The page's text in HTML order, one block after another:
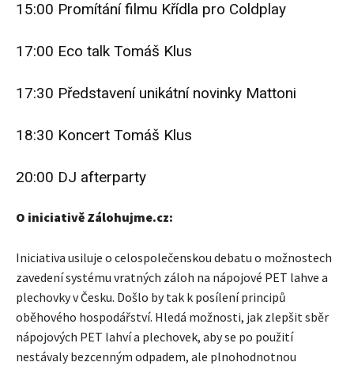
15:00 Promítání filmu Křídla pro Coldplay
17:00 Eco talk Tomáš Klus
17:30 Představení unikátní novinky Mattoni
18:30 Koncert Tomáš Klus
20:00 DJ afterparty
O iniciativě Zálohujme.cz:
Iniciativa usiluje o celospolečenskou debatu o možnostech
zavedení systému vratných záloh na nápojové PET lahve a
plechovky v Česku. Došlo by tak k posílení principů
oběhového hospodářství. Hledá možnosti, jak zlepšit sběr
nápojových PET lahví a plechovek, aby se po použití
nestávaly bezcenným odpadem, ale plnohodnotnou